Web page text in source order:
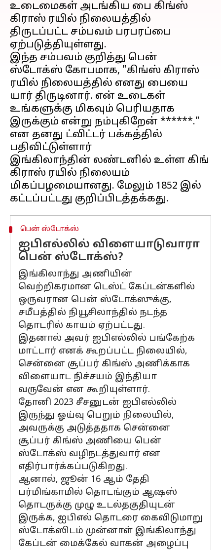
உடைமைகள் அடங்கிய பை கிங்ஸ்
கிராஸ் ரயில் நிலையத்தில்
திருடப்பட்ட சம்பவம் பரபரப்பை
ஏற்படுத்தியுள்ளது.
இந்த சம்பவம் குறித்து பென்
ஸ்டோக்ஸ் கோபமாக, "கிங்ஸ் கிராஸ்
ரயில் நிலையத்தில் எனது பையை
யார் திருடினார். என் உடைகள்
உங்களுக்கு மிகவும் பெரியதாக
இருக்கும் என்று நம்புகிறேன் ******."
என தனது ட்விட்டர் பக்கத்தில்
பதிவிட்டுள்ளார்
இங்கிலாந்தின் லண்டனில் உள்ள கிங்
கிராஸ் ரயில் நிலையம்
மிகப்பழமையானது. மேலும் 1852 இல்
பென் ஸ்டோக்ஸ்
ஐபிஎல்லில் விளையாடுவாரா
பென் ஸ்டோக்ஸ்?
இங்கிலாந்து அணியின்
வெற்றிகரமான டெஸ்ட் கேப்டன்களில்
ஒருவரான பென் ஸ்டோக்ஸுக்கு,
சமீபத்தில் நியூசிலாந்தில் நடந்த
தொடரில் காயம் ஏற்பட்டது.
இதனால் அவர் ஐபிஎல்லில் பங்கேற்க
மாட்டார் எனக் கூறப்பட்ட நிலையில்,
சென்னை சூப்பர் கிங்ஸ் அணிக்காக
விளையாட நிச்சயம் இந்தியா
வருவேன் என கூறியுள்ளார்.
தோனி 2023 சீசனுடன் ஐபிஎல்லில்
இருந்து ஓய்வு பெறும் நிலையில்,
அவருக்கு அடுத்ததாக சென்னை
சூப்பர் கிங்ஸ் அணியை பென்
ஸ்டோக்ஸ் வழிநடத்துவார் என
எதிர்பார்க்கப்படுகிறது.
ஆனால், ஜூன் 16 ஆம் தேதி
பர்மிங்காமில் தொடங்கும் ஆஷஸ்
தொடருக்கு முழு உடல்தகுதியுடன்
இருக்க, ஐபிஎல் தொடரை கைவிடுமாறு
ஸ்டோக்ஸிடம் முன்னாள் இங்கிலாந்து
கேப்டன் மைக்கேல் வாகன் அழைப்பு